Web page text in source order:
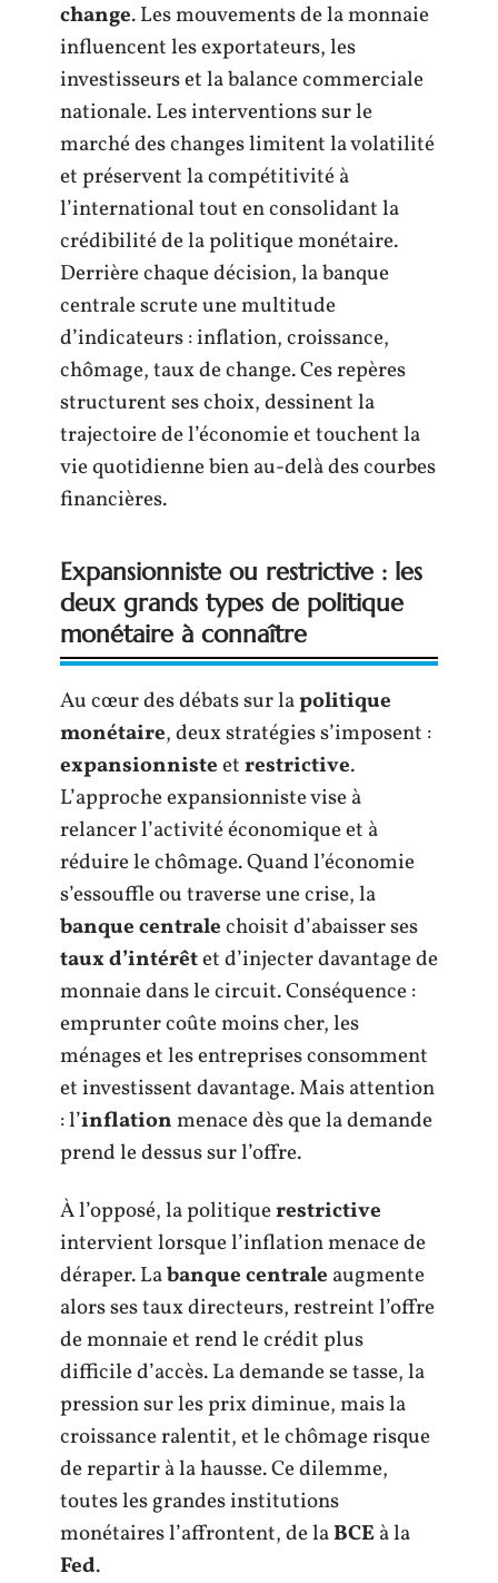
change. Les mouvements de la monnaie
influencent les exportateurs, les
investisseurs et la balance commerciale
nationale. Les interventions sur le
marché des changes limitent la volatilité
et préservent la compétitivité à
l’international tout en consolidant la
crédibilité de la politique monétaire.
Derrière chaque décision, la banque
centrale scrute une multitude
d’indicateurs : inflation, croissance,
chômage, taux de change. Ces repères
structurent ses choix, dessinent la
trajectoire de l’économie et touchent la
vie quotidienne bien au-delà des courbes
financières.
Expansionniste ou restrictive : les
deux grands types de politique
monétaire à connaître
Au cœur des débats sur lapolitique
monétaire, deux stratégies s’imposent :
expansionnisteetrestrictive.
L’approche expansionniste vise à
relancer l’activité économique et à
réduire le chômage. Quand l’économie
s’essouffle ou traverse une crise, la
banque centralechoisit d’abaisser ses
taux d’intérêtet d’injecter davantage de
monnaie dans le circuit. Conséquence :
emprunter coûte moins cher, les
ménages et les entreprises consomment
et investissent davantage. Mais attention
: l’inflationmenace dès que la demande
prend le dessus sur l’offre.
À l’opposé, la politiquerestrictive
intervient lorsque l’inflation menace de
déraper. Labanque centrale augmente
alors ses taux directeurs, restreint l’offre
de monnaie et rend le crédit plus
difficile d’accès. La demande se tasse, la
pression sur les prix diminue, mais la
croissance ralentit, et le chômage risque
de repartir à la hausse. Ce dilemme,
toutes les grandes institutions
monétaires l’affrontent, de laBCEà la
Fed.